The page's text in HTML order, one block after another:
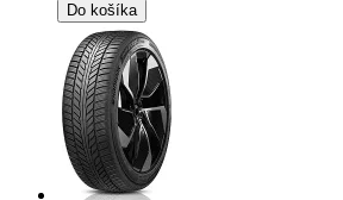
Do košíka